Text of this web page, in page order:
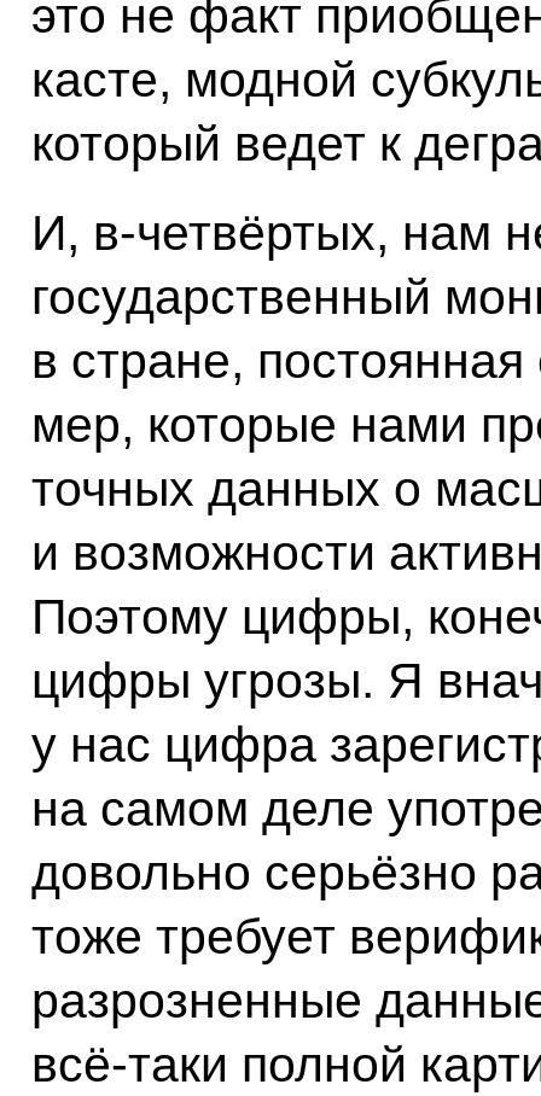
это не факт
касте, модной
который ведет к
И, в‑четвёртых, нам
государственный
в стране,
мер, которые нами
точных данных о
и возможности
Поэтому цифры,
цифры угрозы. Я
у нас цифра
на самом деле
довольно серьёзно
тоже требует
разрозненные
всё‑таки полной